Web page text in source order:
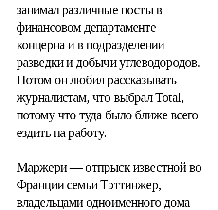
занимал различные посты в
финансовом департаменте
концерна и в подразделении
разведки и добычи углеводородов.
Потом он любил рассказывать
журналистам, что выбрал Total,
потому что туда было ближе всего
ездить на работу.
Маржери — отпрыск известной во
Франции семьи Тэттинжер,
владельцами одноименного дома